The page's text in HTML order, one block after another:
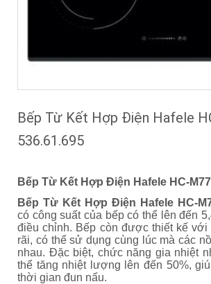
Bếp Từ Kết Hợp Điện Hafele
536.61.695
Bếp Từ Kết Hợp Điện Hafele HC-
Bếp Từ Kết Hợp Điện Hafele HC-
có công suất của bếp có thể lên đến
điều chỉnh. Bếp còn được thiết kế với
rãi, có thể sử dụng cùng lúc mà các
nhau. Đặc biệt, chức năng gia nhiệt
thể tăng nhiệt lượng lên đến 50%,
thời gian đun nấu.